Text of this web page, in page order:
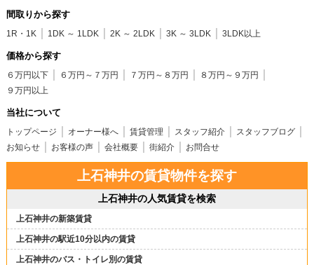
間取りから探す
1R・1K 1DK ～ 1LDK 2K ～ 2LDK 3K ～ 3LDK 3LDK以上
価格から探す
６万円以下 ６万円～７万円 ７万円～８万円
８万円～９万円
９万円以上
当社について
トップページ オーナー様へ 賃貸管理 スタッフ紹介
スタッフブログ
お知らせ
お客様の声 会社概要 街紹介 お問合せ
上石神井の賃貸物件を探す
上石神井の人気賃貸を検索
上石神井の新築賃貸
上石神井の駅近10分以内の賃貸
上石神井のバス・トイレ別の賃貸